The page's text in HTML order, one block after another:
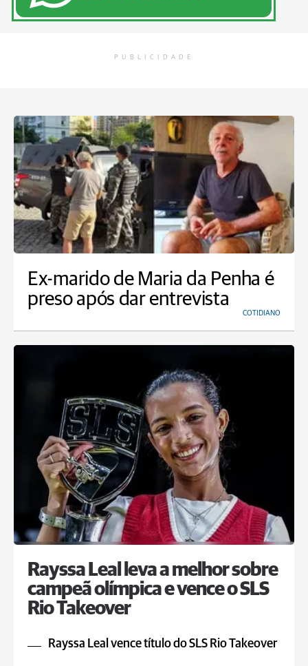
PUBLICIDADE
Ex-marido de Maria da Penha é
preso após dar entrevista
COTIDIANO
Rayssa Leal leva a melhor sobre
campeã olímpica e vence o SLS
Rio Takeover
Rayssa Leal vence título do SLS Rio Takeover